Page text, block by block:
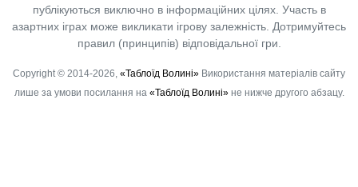
публікуються виключно в інформаційних цілях. Участь в
азартних іграх може викликати ігрову залежність. Дотримуйтесь
правил (принципів) відповідальної гри.
Copyright © 2014-2026, «Таблоїд Волині» Використання матеріалів сайту
лише за умови посилання на «Таблоїд Волині»не нижче другого абзацу.